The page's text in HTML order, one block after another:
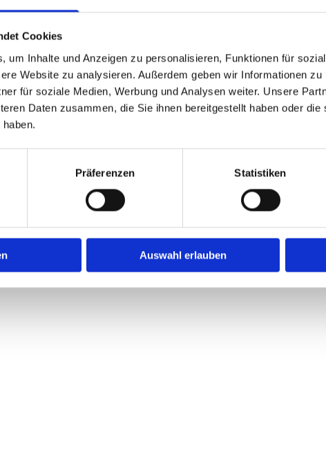
Cookies
um Inhalte und Anzeigen zu personalisieren, Funktionen für
Website zu analysieren. Außerdem geben wir Informationen
für soziale Medien, Werbung und Analysen weiter. Unsere
Daten zusammen, die Sie ihnen bereitgestellt haben oder
Präferenzen Statistiken
Auswahl erlauben
aus
mit hellem